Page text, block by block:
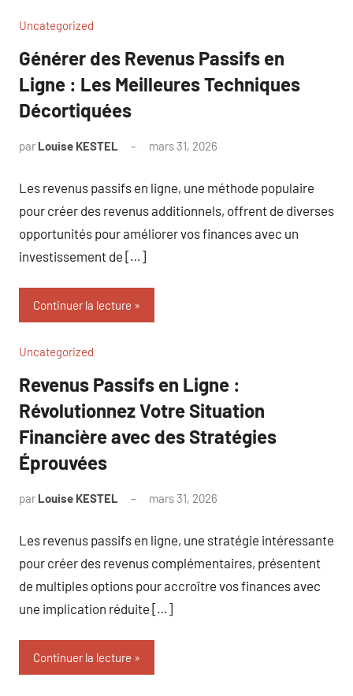
Uncategorized
Générer des Revenus Passifs en
Ligne : Les Meilleures Techniques
Décortiquées
par Louise KESTEL mars 31, 2026
Les revenus passifs en ligne, une méthode populaire
pour créer des revenus additionnels, offrent de diverses
opportunités pour améliorer vos finances avec un
investissement de […]
Continuer la lecture
Uncategorized
Revenus Passifs en Ligne :
Révolutionnez Votre Situation
Financière avec des Stratégies
Éprouvées
par Louise KESTEL mars 31, 2026
Les revenus passifs en ligne, une stratégie intéressante
pour créer des revenus complémentaires, présentent
de multiples options pour accroître vos finances avec
une implication réduite […]
Continuer la lecture